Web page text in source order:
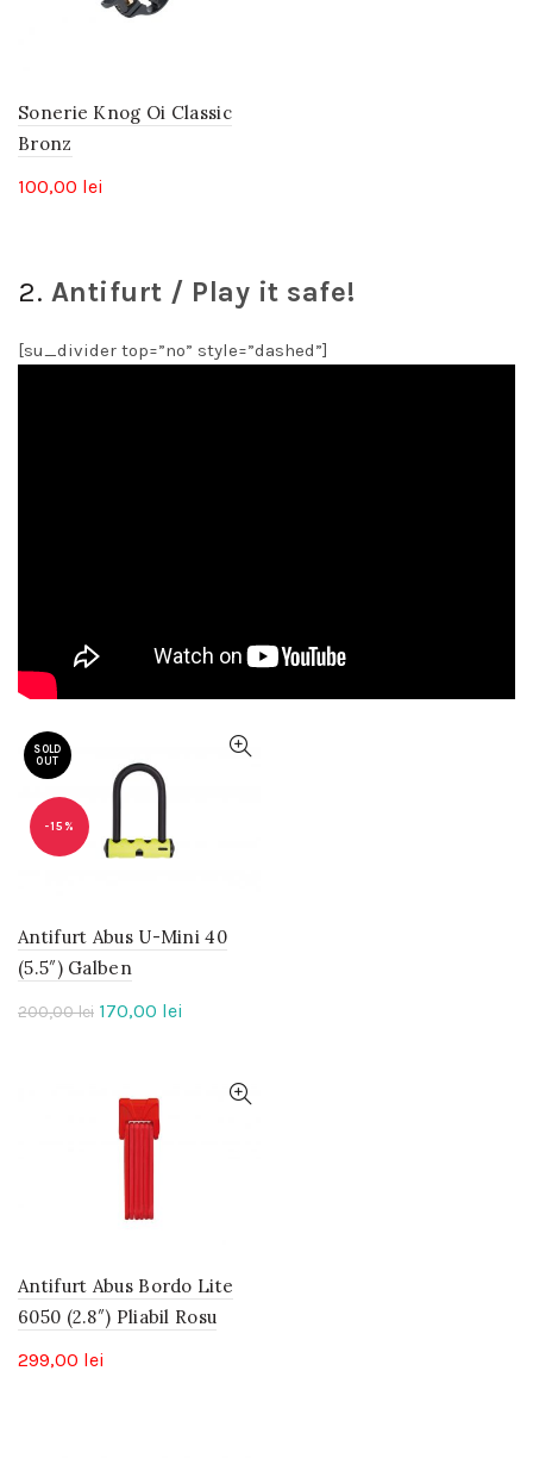
Sonerie Knog Oi Classic
Bronz
100,00 lei
2. Antifurt / Play it safe!
[su_divider top=”no” style=”dashed”]
-15%
SOLD
OUT
Antifurt Abus U-Mini 40
(5.5″) Galben
200,00lei Prețul
fost:
200,00 lei.
170,00 lei
170,00 lei.
Antifurt Abus Bordo Lite
6050 (2.8″) Pliabil Rosu
299,00 lei